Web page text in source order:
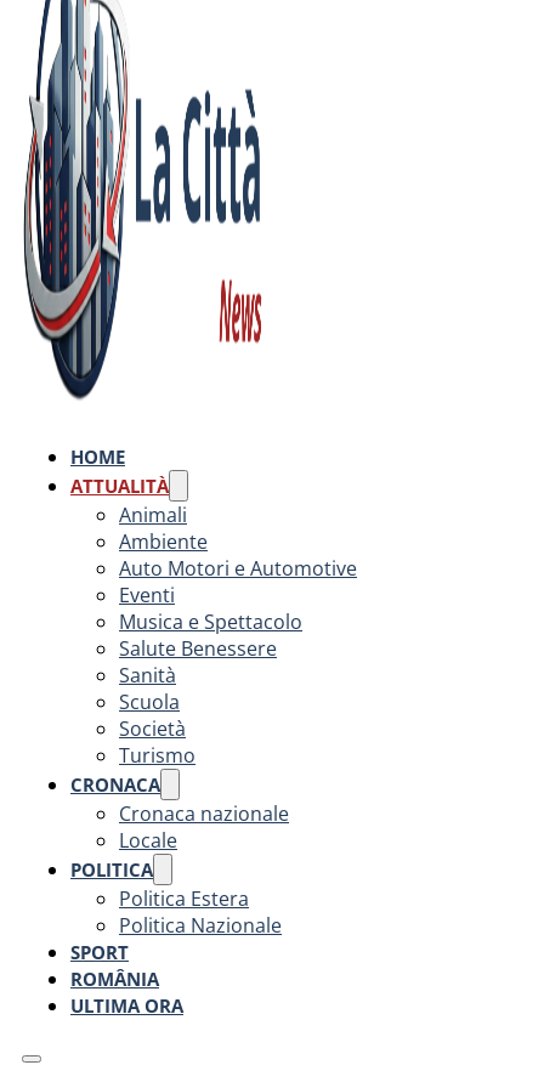
HOME
ATTUALITÀ
Animali
Ambiente
Auto Motori e Automotive
Eventi
Musica e Spettacolo
Salute Benessere
Sanità
Scuola
Società
Turismo
CRONACA
Cronaca nazionale
Locale
POLITICA
Politica Estera
Politica Nazionale
SPORT
ROMÂNIA
ULTIMA ORA